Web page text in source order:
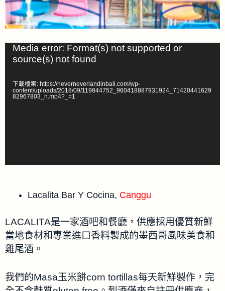
視
訊
放
Media error: Format(s) not supported or
source(s) not found
下載檔案: https://neverneverlandinbali.com/wp-
content/uploads/2018/09/119844752_960418887931924_71420441629
82967803_n.mp4?_=1
Lacalita Bar Y Cocina, Canggu
LACALITA是一家酒吧和餐廳，供應採用優質新鮮
當地食材和專業進口香料製成的墨西哥風味美食和
雞尾酒。
我們的Masa玉米餅corn tortillas每天新鮮製作，完